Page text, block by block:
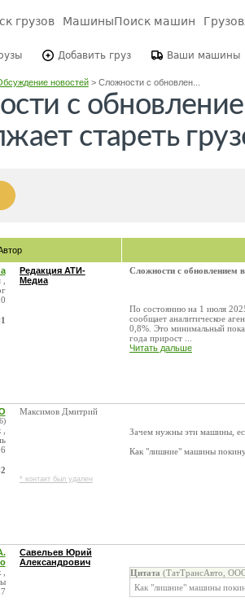
грузов МашиныПоиск машин
Добавить груз Ваши машины
новостей> Сложности с обновлен...
с
стареть
Редакция АТИ-
Медиа
Сложности с обновлением
По состоянию на 1 июля
сообщает аналитическое
0,8%. Это минимальный
года прирост ...
Читать дальше
Максимов Дмитрий
* контакт был удален
Зачем нужны эти машины,
Как "лишние" машины
Савельев Юрий
Александрович
Цитата (ТатТрансАвто,
Как "лишние" машины